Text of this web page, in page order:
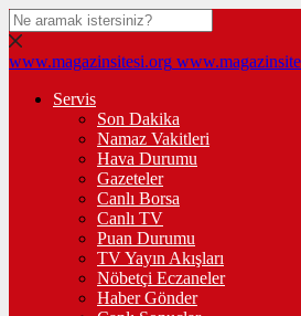
www.magazinsitesi.org
Servis
Son Dakika
Namaz Vakitleri
Hava Durumu
Gazeteler
Canlı Borsa
Canlı TV
Puan Durumu
TV Yayın Akışları
Nöbetçi Eczaneler
Haber Gönder